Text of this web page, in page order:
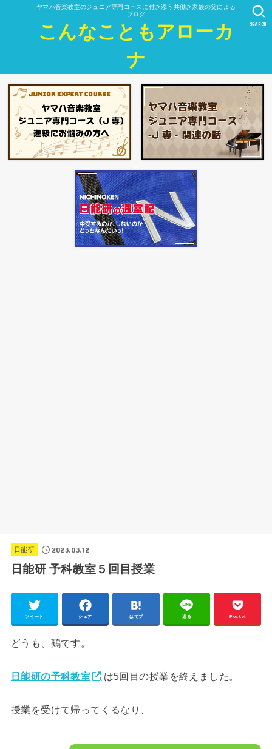
ヤマハ音楽教室のジュニア専門コースに付き添う共働き家族の父による
ブログ
こんなこともアローカ
ナ
SEARCH
日能研 2023.03.12
日能研 予科教室５回目授業
ツイート シェア はてブ 送る Pocket
どうも、鶏です。
日能研の予科教室 は5回目の授業を終えました。
授業を受けて帰ってくるなり、